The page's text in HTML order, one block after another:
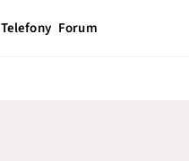
Telefony Forum